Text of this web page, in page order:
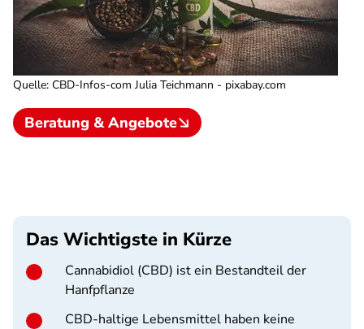
Quelle: CBD-Infos-com Julia Teichmann - pixabay.com
Beratung & Angebote
Das Wichtigste in Kürze
Cannabidiol (CBD) ist ein Bestandteil der
Hanfpflanze
CBD-haltige Lebensmittel haben keine